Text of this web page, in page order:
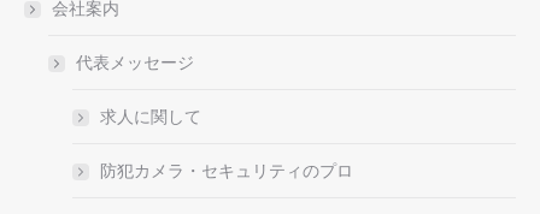
会社案内
代表メッセージ
求人に関して
防犯カメラ・セキュリティのプロ